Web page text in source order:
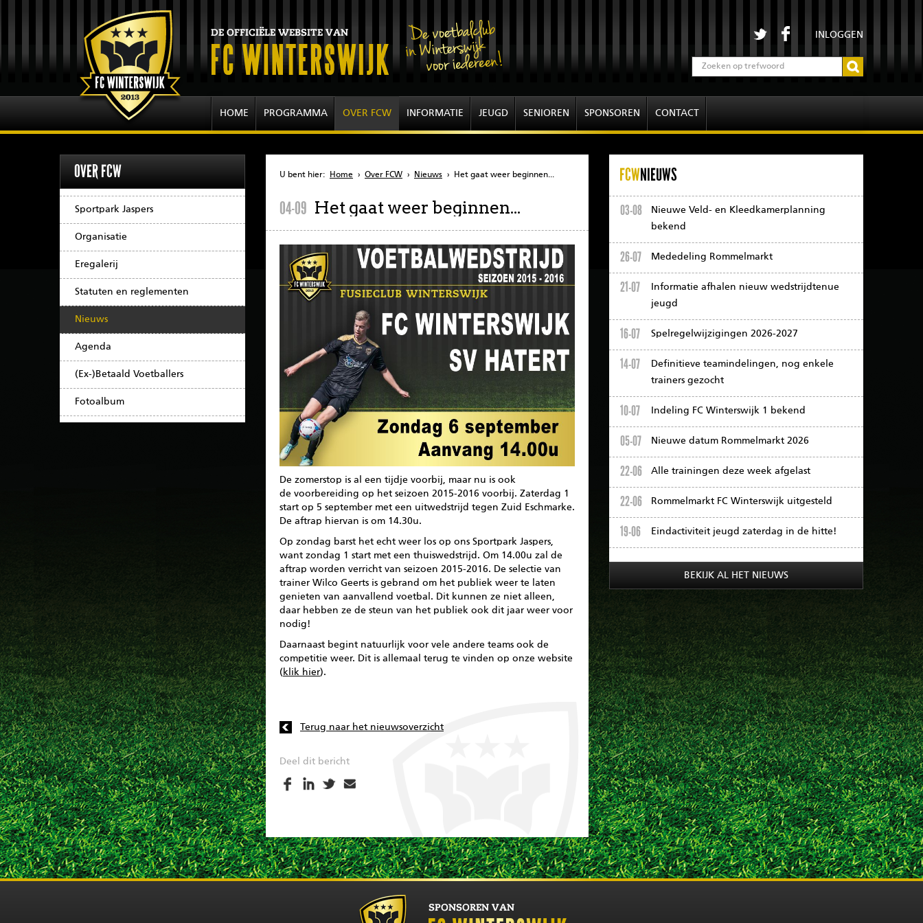
INLOGGEN
HOME PROGRAMMA OVER FCW INFORMATIE JEUGD SENIOREN SPONSOREN CONTACT
OVER FCW
Sportpark Jaspers
Organisatie
Eregalerij
Statuten en reglementen
Nieuws
Agenda
(Ex-)Betaald Voetballers
Fotoalbum
U bent hier: Home › Over FCW › Nieuws › Het gaat weer beginnen...
04-09 Het gaat weer beginnen...
De zomerstop is al een tijdje voorbij, maar nu is ook
de voorbereiding op het seizoen 2015-2016 voorbij. Zaterdag 1
start op 5 september met een uitwedstrijd tegen Zuid Eschmarke.
De aftrap hiervan is om 14.30u.
Op zondag barst het echt weer los op ons Sportpark Jaspers,
want zondag 1 start met een thuiswedstrijd. Om 14.00u zal de
aftrap worden verricht van seizoen 2015-2016. De selectie van
trainer Wilco Geerts is gebrand om het publiek weer te laten
genieten van aanvallend voetbal. Dit kunnen ze niet alleen,
daar hebben ze de steun van het publiek ook dit jaar weer voor
nodig!
Daarnaast begint natuurlijk voor vele andere teams ook de
competitie weer. Dit is allemaal terug te vinden op onze website
( klik hier).
Terug naar het nieuwsoverzicht
Deel dit bericht
FCWNIEUWS
03-08
Nieuwe Veld- en Kleedkamerplanning
bekend
26-07 Mededeling Rommelmarkt
21-07
Informatie afhalen nieuw wedstrijdtenue
jeugd
16-07 Spelregelwijzigingen 2026-2027
14-07
Definitieve teamindelingen, nog enkele
trainers gezocht
10-07 Indeling FC Winterswijk 1 bekend
05-07 Nieuwe datum Rommelmarkt 2026
22-06 Alle trainingen deze week afgelast
22-06 Rommelmarkt FC Winterswijk uitgesteld
19-06 Eindactiviteit jeugd zaterdag in de hitte!
BEKIJK AL HET NIEUWS